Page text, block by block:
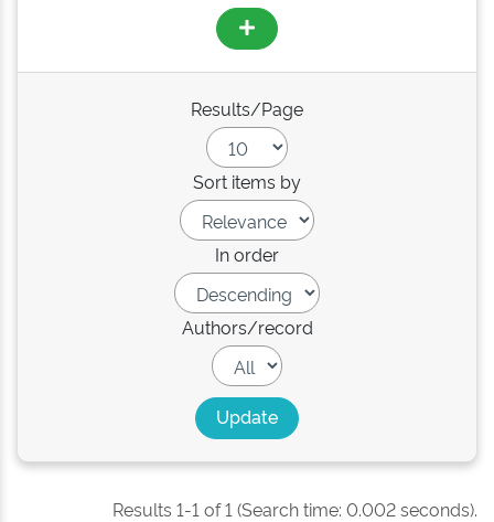
Results/Page
Sort items by
In order
Authors/record
Results 1-1 of 1 (Search time: 0.002 seconds).